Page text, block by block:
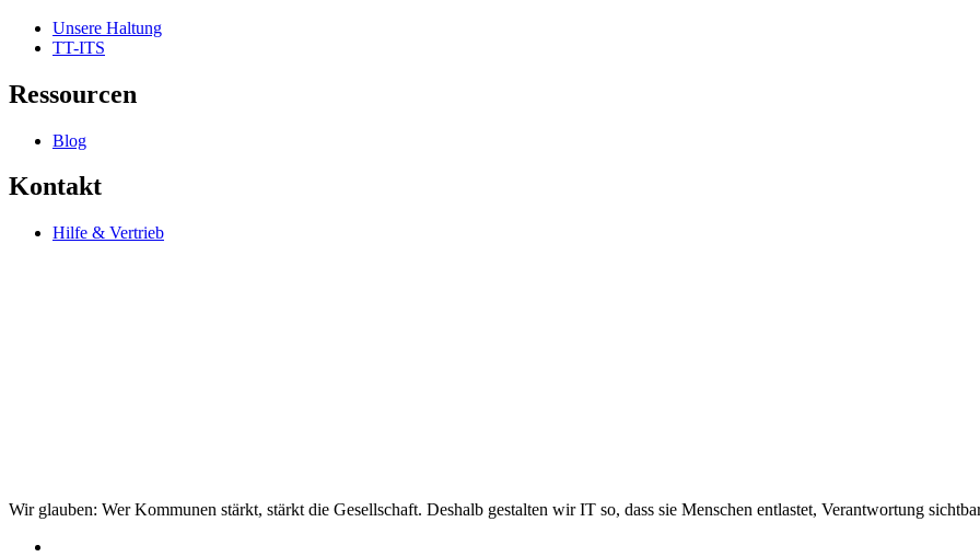
Unsere Haltung
TT-ITS
Ressourcen
Blog
Kontakt
Hilfe & Vertrieb
Wir glauben: Wer Kommunen stärkt, stärkt die Gesellschaft. Deshalb gestalten wir IT so, dass sie Menschen entlastet, Verantwortung